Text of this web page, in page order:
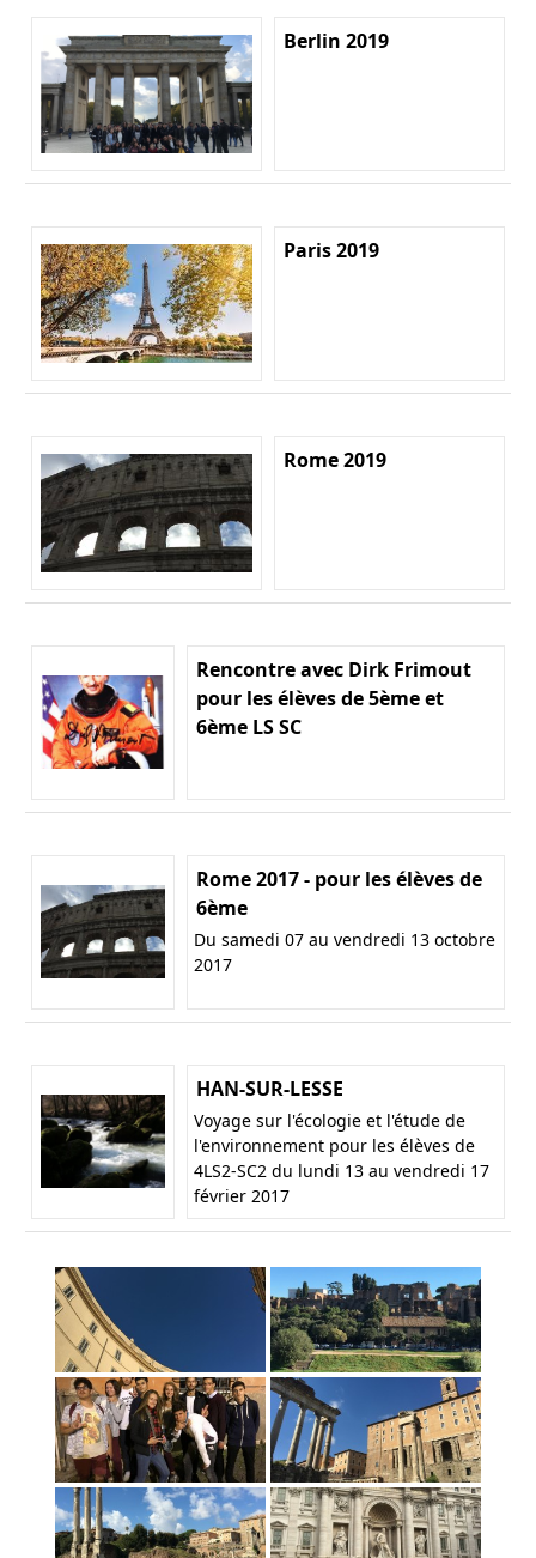
Berlin 2019
Paris 2019
Rome 2019
Rencontre avec Dirk Frimout
pour les élèves de 5ème et
6ème LS SC
Rome 2017 - pour les élèves de
6ème
Du samedi 07 au vendredi 13 octobre
2017
HAN-SUR-LESSE
Voyage sur l'écologie et l'étude de
l'environnement pour les élèves de
4LS2-SC2 du lundi 13 au vendredi 17
février 2017